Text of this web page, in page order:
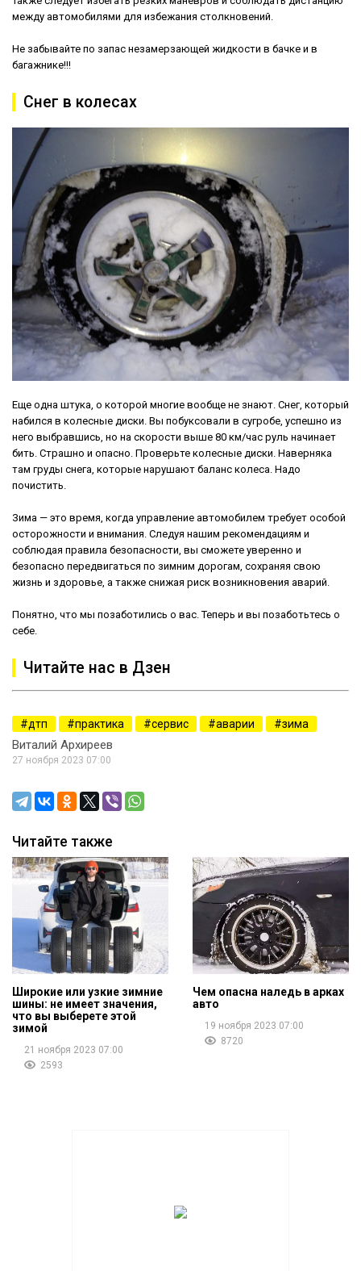
между автомобилями для избежания столкновений.
Не забывайте по запас незамерзающей жидкости в бачке и в
багажнике!!!
Снег в колесах
Еще одна штука, о которой многие вообще не знают. Снег, который
набился в колесные диски. Вы побуксовали в сугробе, успешно из
него выбравшись, но на скорости выше 80 км/час руль начинает
бить. Страшно и опасно. Проверьте колесные диски. Наверняка
там груды снега, которые нарушают баланс колеса. Надо
почистить.
Зима — это время, когда управление автомобилем требует особой
осторожности и внимания. Следуя нашим рекомендациям и
соблюдая правила безопасности, вы сможете уверенно и
безопасно передвигаться по зимним дорогам, сохраняя свою
жизнь и здоровье, а также снижая риск возникновения аварий.
Понятно, что мы позаботились о вас. Теперь и вы позаботьтесь о
себе.
Читайте нас в Дзен
дтп практика сервис аварии зима
Виталий Архиреев
27 ноября 2023 07:00
Читайте также
Широкие или узкие зимние
шины: не имеет значения,
что вы выберете этой
зимой
21 ноября 2023 07:00
2593
Чем опасна наледь в арках
авто
19 ноября 2023 07:00
8720